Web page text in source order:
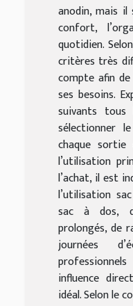
anodin, mais il
confort,
quotidien.
critères très
compte afin
ses besoins.
suivants tous
sélectionner
chaque sortie
l’utilisation
l’achat, il est
l’utilisation
sac à dos,
prolongés, de
journées
influence
idéal. Selon le